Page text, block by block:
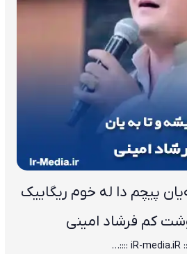
پیچم دا له خوم ریگاییک
کم فرشاد امینی